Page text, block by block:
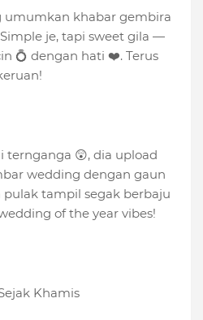
umumkan khabar gembira
je, tapi sweet gila —
💍 dengan hati ❤️. Terus
ternganga 😲, dia upload
wedding dengan gaun
pulak tampil segak berbaju
of the year vibes!
Khamis